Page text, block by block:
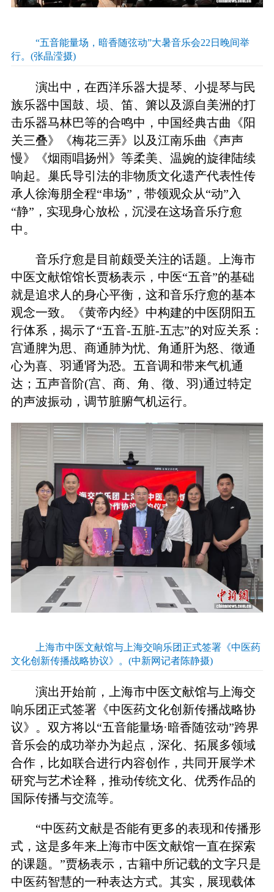
“五音能量场，暗香随弦动”大暑音乐会22日晚间举
行。(张晶滢摄)
演出中，在西洋乐器大提琴、小提琴与民
族乐器中国鼓、埙、笛、箫以及源自美洲的打
击乐器马林巴等的合鸣中，中国经典古曲《阳
关三叠》《梅花三弄》以及江南乐曲《声声
慢》《烟雨唱扬州》等柔美、温婉的旋律陆续
响起。巢氏导引法的非物质文化遗产代表性传
承人徐海朋全程“串场”，带领观众从“动”入
“静”，实现身心放松，沉浸在这场音乐疗愈
中。
音乐疗愈是目前颇受关注的话题。上海市
中医文献馆馆长贾杨表示，中医“五音”的基础
就是追求人的身心平衡，这和音乐疗愈的基本
观念一致。《黄帝内经》中构建的中医阴阳五
行体系，揭示了“五音-五脏-五志”的对应关系：
宫通脾为思、商通肺为忧、角通肝为怒、徵通
心为喜、羽通肾为恐。五音调和带来气机通
达；五声音阶(宫、商、角、徵、羽)通过特定
的声波振动，调节脏腑气机运行。
上海市中医文献馆与上海交响乐团正式签署《中医药
文化创新传播战略协议》。(中新网记者陈静摄)
演出开始前，上海市中医文献馆与上海交
响乐团正式签署《中医药文化创新传播战略协
议》。双方将以“五音能量场·暗香随弦动”跨界
音乐会的成功举办为起点，深化、拓展多领域
合作，比如联合进行内容创作，共同开展学术
研究与艺术诠释，推动传统文化、优秀作品的
国际传播与交流等。
“中医药文献是否能有更多的表现和传播形
式，这是多年来上海市中医文献馆一直在探索
的课题。”贾杨表示，古籍中所记载的文字只是
中医药智慧的一种表达方式。其实，展现载体